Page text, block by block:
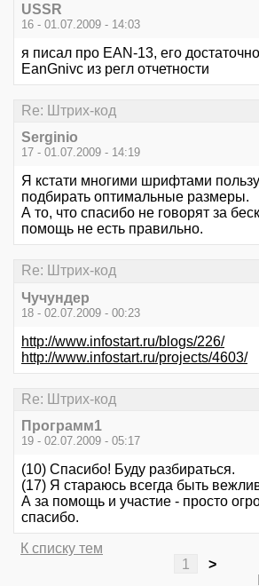
USSR
16 - 01.07.2009 - 14:03
я писал про EAN-13, его
EanGnivc из регл отчетности
Re: Штрих-код
Serginio
17 - 01.07.2009 - 14:19
Я кстати многими шрифтами
подбирать оптимальные размеры.
А то, что спасибо не говорят за
помощь не есть правильно.
Re: Штрих-код
Чучундер
18 - 02.07.2009 - 00:23
http://www.infostart.ru/blogs/226/
http://www.infostart.ru/projects/4603/
Re: Штрих-код
Программ1
19 - 02.07.2009 - 05:17
(10) Спасибо! Буду разбираться.
(17) Я стараюсь всегда быть
А за помощь и участие - просто
спасибо.
К списку тем
1
>